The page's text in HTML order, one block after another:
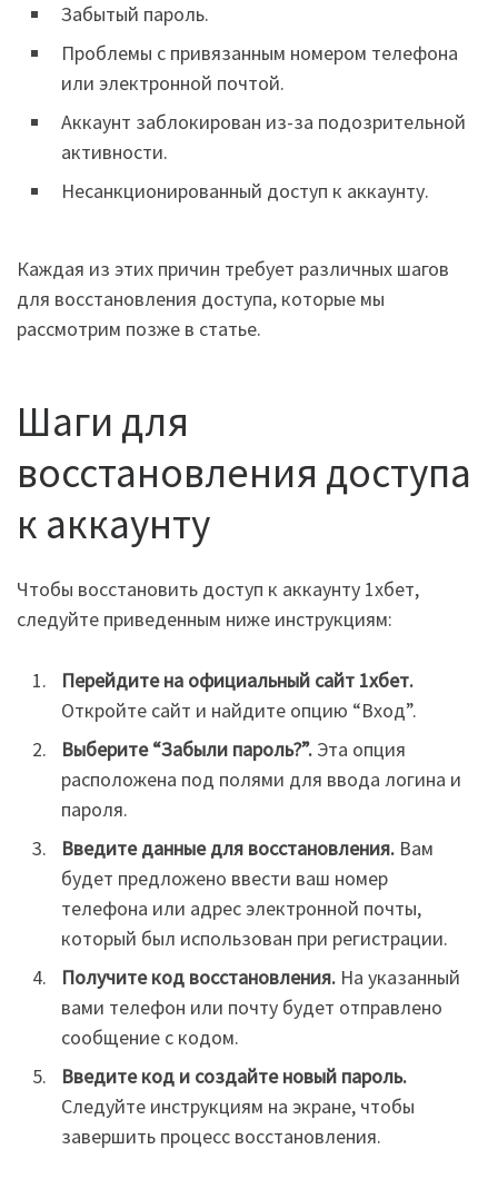
Забытый пароль.
Проблемы с привязанным номером телефона
или электронной почтой.
Аккаунт заблокирован из-за подозрительной
активности.
Несанкционированный доступ к аккаунту.
Каждая из этих причин требует различных шагов
для восстановления доступа, которые мы
рассмотрим позже в статье.
Шаги для
восстановления доступа
к аккаунту
Чтобы восстановить доступ к аккаунту 1хбет,
следуйте приведенным ниже инструкциям:
Перейдите на официальный сайт 1хбет.
Откройте сайт и найдите опцию “Вход”.
Выберите “Забыли пароль?”. Эта опция
расположена под полями для ввода логина и
пароля.
Введите данные для восстановления. Вам
будет предложено ввести ваш номер
телефона или адрес электронной почты,
который был использован при регистрации.
Получите код восстановления. На указанный
вами телефон или почту будет отправлено
сообщение с кодом.
Введите код и создайте новый пароль.
Следуйте инструкциям на экране, чтобы
завершить процесс восстановления.